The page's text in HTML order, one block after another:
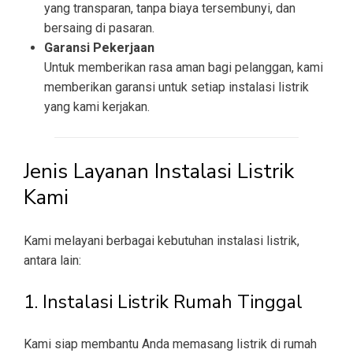
yang transparan, tanpa biaya tersembunyi, dan
bersaing di pasaran.
Garansi Pekerjaan
Untuk memberikan rasa aman bagi pelanggan, kami
memberikan garansi untuk setiap instalasi listrik
yang kami kerjakan.
Jenis Layanan Instalasi Listrik
Kami
Kami melayani berbagai kebutuhan instalasi listrik,
antara lain:
1. Instalasi Listrik Rumah Tinggal
Kami siap membantu Anda memasang listrik di rumah